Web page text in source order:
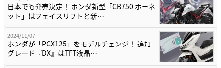
日本でも発売決定！ ホンダ新型「CB750 ホーネ
ット」はフェイスリフトと新…
2024/11/07
ホンダが「PCX125」をモデルチェンジ！ 追加
グレード『DX』はTFT液晶…